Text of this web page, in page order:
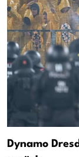
Dynamo